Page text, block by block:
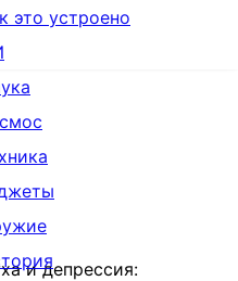
это устроено
и депрессия: